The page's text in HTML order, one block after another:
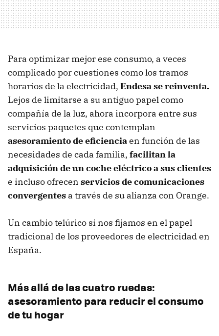
Para optimizar mejor ese consumo, a veces
complicado por cuestiones como los tramos
horarios de la electricidad, Endesa se reinventa.
Lejos de limitarse a su antiguo papel como
compañía de la luz, ahora incorpora entre sus
servicios paquetes que contemplan
asesoramiento de eficienciaen función de las
necesidades de cada familia, facilitan la
adquisición de un coche eléctrico a sus clientes
e incluso ofrecen servicios de comunicaciones
convergentes a través de su alianza con Orange.
Un cambio telúrico si nos fijamos en el papel
tradicional de los proveedores de electricidad en
España.
Más allá de las cuatro ruedas:
asesoramiento para reducir el consumo
de tu hogar